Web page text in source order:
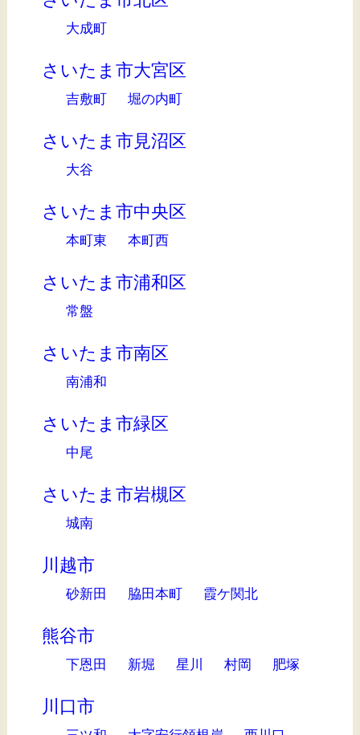
大成町
さいたま市大宮区
吉敷町 堀の内町
さいたま市見沼区
大谷
さいたま市中央区
本町東 本町西
さいたま市浦和区
常盤
さいたま市南区
南浦和
さいたま市緑区
中尾
さいたま市岩槻区
城南
川越市
砂新田 脇田本町 霞ケ関北
熊谷市
下恩田 新堀 星川 村岡 肥塚
川口市